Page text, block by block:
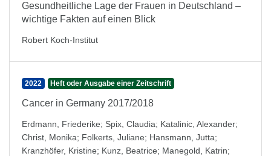
Gesundheitliche Lage der Frauen in Deutschland –
wichtige Fakten auf einen Blick
Robert Koch-Institut
2022 Heft oder Ausgabe einer Zeitschrift
Cancer in Germany 2017/2018
Erdmann, Friederike; Spix, Claudia; Katalinic, Alexander;
Christ, Monika; Folkerts, Juliane; Hansmann, Jutta;
Kranzhöfer, Kristine; Kunz, Beatrice; Manegold, Katrin;